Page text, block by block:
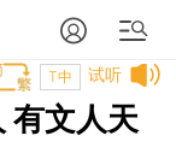
试听
T中
有文人天